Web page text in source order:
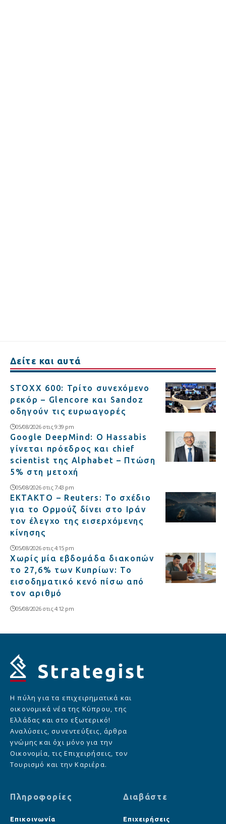
Δείτε και αυτά
STOXX 600: Τρίτο συνεχόμενο
ρεκόρ – Glencore και Sandoz
οδηγούν τις ευρωαγορές
05/08/2026 στις 9:39 pm
Google DeepMind: Ο Hassabis
γίνεται πρόεδρος και chief
scientist της Alphabet – Πτώση
5% στη μετοχή
05/08/2026 στις 7:43 pm
ΕΚΤΑΚΤΟ – Reuters: Το σχέδιο
για το Ορμούζ δίνει στο Ιράν
τον έλεγχο της εισερχόμενης
κίνησης
05/08/2026 στις 4:15 pm
Χωρίς μία εβδομάδα διακοπών
το 27,6% των Κυπρίων: Το
εισοδηματικό κενό πίσω από
τον αριθμό
05/08/2026 στις 4:12 pm
Η πύλη για τα επιχειρηματικά και
οικονομικά νέα της Κύπρου, της
Ελλάδας και στο εξωτερικό!
Αναλύσεις, συνεντεύξεις, άρθρα
γνώμης και όχι μόνο για την
Οικονομία, τις Επιχειρήσεις, τον
Τουρισμό και την Καριέρα.
Πληροφορίες
Επικοινωνία
Διαβάστε
Επιχειρήσεις